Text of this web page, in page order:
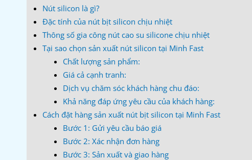
Nút silicon là gì?
Đặc tính của nút bịt silicon chịu nhiệt
Thông số gia công nút cao su silicone chịu nhiệt
Tại sao chọn sản xuất nút silicon tại Minh Fast
Chất lượng sản phẩm:
Giá cả cạnh tranh:
Dịch vụ chăm sóc khách hàng chu đáo:
Khả năng đáp ứng yêu cầu của khách hàng:
Cách đặt hàng sản xuất nút bịt silicon tại Minh Fast
Bước 1: Gửi yêu cầu báo giá
Bước 2: Xác nhận đơn hàng
Bước 3: Sản xuất và giao hàng